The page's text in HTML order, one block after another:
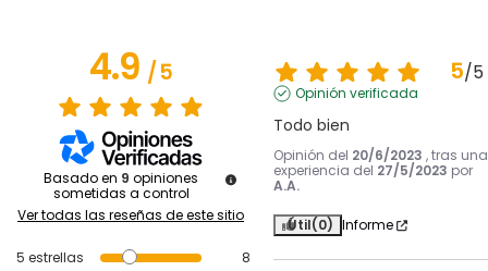
4.9/5
Basado en 9 opiniones
sometidas a control
Ver todas las reseñas de este sitio
5 estrellas
8
5/5
Opinión verificada
Todo bien
Opinión del 20/6/2023 , tras una
experiencia del 27/5/2023 por
A.A.
Útil(0) Informe